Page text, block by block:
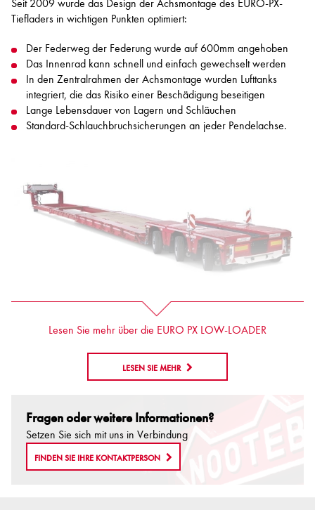
Seit 2009 wurde das Design der Achsmontage des EURO-PX-
Tiefladers in wichtigen Punkten optimiert:
Der Federweg der Federung wurde auf 600mm angehoben
Das Innenrad kann schnell und einfach gewechselt werden
In den Zentralrahmen der Achsmontage wurden Lufttanks
integriert, die das Risiko einer Beschädigung beseitigen
Lange Lebensdauer von Lagern und Schläuchen
Standard-Schlauchbruchsicherungen an jeder Pendelachse.
Lesen Sie mehr über die EURO PX LOW-LOADER
LESEN SIE MEHR
Fragen oder weitere Informationen?
Setzen Sie sich mit uns in Verbindung
FINDEN SIE IHRE KONTAKTPERSON